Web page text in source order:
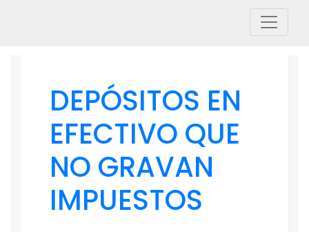
DEPÓSITOS EN
EFECTIVO QUE
NO GRAVAN
IMPUESTOS